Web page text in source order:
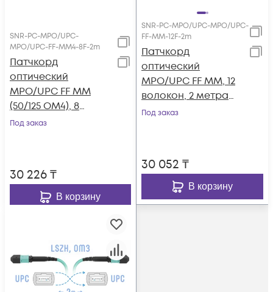
SNR-PC-MPO/UPC-
MPO/UPC-FF-MM4-8F-2m
Патчкорд
оптический
MPO/UPC FF MM
(50/125 OM4), 8
волокон, 2 метра
Под заказ
30 226₸
В корзину
SNR-PC-MPO/UPC-MPO/UPC-
FF-MM-12F-2m
Патчкорд
оптический
MPO/UPC FF MM, 12
волокон, 2 метра
(Cross)
Под заказ
30 052 ₸
В корзину